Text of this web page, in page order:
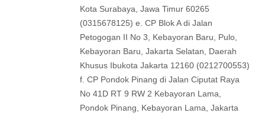
Kota Surabaya, Jawa Timur 60265
(0315678125) e. CP Blok A di Jalan
Petogogan II No 3, Kebayoran Baru, Pulo,
Kebayoran Baru, Jakarta Selatan, Daerah
Khusus Ibukota Jakarta 12160 (0212700553)
f. CP Pondok Pinang di Jalan Ciputat Raya
No 41D RT 9 RW 2 Kebayoran Lama,
Pondok Pinang, Kebayoran Lama, Jakarta